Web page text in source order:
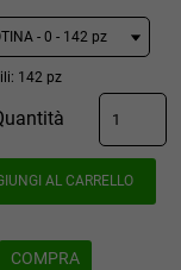
142 pz
AL CARRELLO
COMPRA